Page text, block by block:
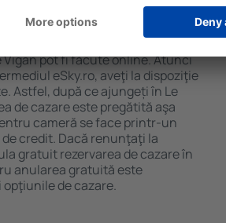
în Le Vigan?
Vigan pot fi făcute online. Atunci
eSky.ro, aveţi la dispoziţie
Astfel, după ce ajungeți în Le
de cazare este pregătită aşa
cameră se face printr-un
credit. Dacă renunţaţi la
gratuit rezervarea de cazare în
anularea gratuită este
de cazare.